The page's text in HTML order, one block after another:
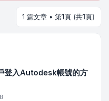
1 篇文章 • 第1頁 (共1頁)
登入Autodesk帳號的方